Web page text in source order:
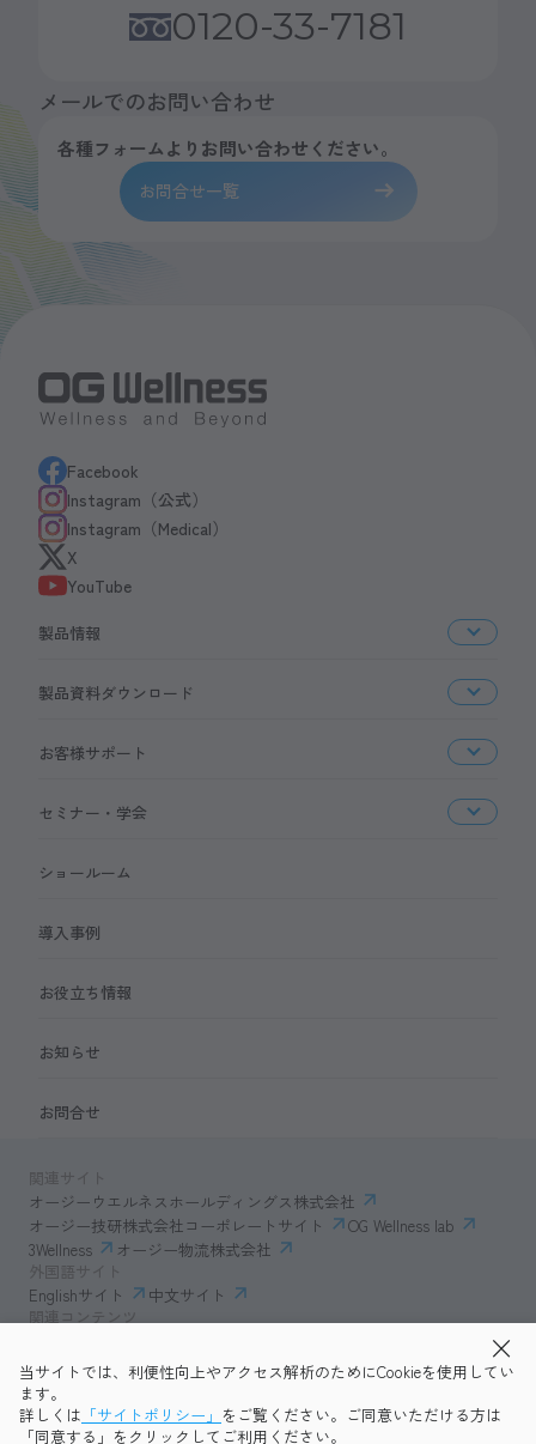
当サイトでは、利便性向上やアクセス解析のためにCookieを使用してい
ます。
詳しくは 「サイトポリシー」 をご覧ください。ご同意いただける方は
「同意する」をクリックしてご利用ください。
0120-33-7181
メールでのお問い合わせ
各種フォームよりお問い合わせください。
お問合せ一覧
Facebook
Instagram（公式）
Instagram（Medical）
X
YouTube
製品情報
製品資料ダウンロード
お客様サポート
セミナー・学会
ショールーム
導入事例
お役立ち情報
お知らせ
お問合せ
関連サイト
オージーウエルネスホールディングス株式会社
オージー技研株式会社コーポレートサイト
OG Wellness lab
3Wellness
オージー物流株式会社
外国語サイト
Englishサイト
中文サイト
関連コンテンツ
透明性ガイドライン
プライバシーポリシー
OG Wellness会員規約
コミュニティガイドライン
サイトマップ